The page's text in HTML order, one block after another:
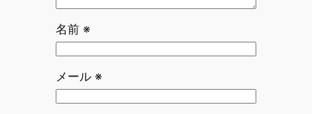
名前 ※
メール ※